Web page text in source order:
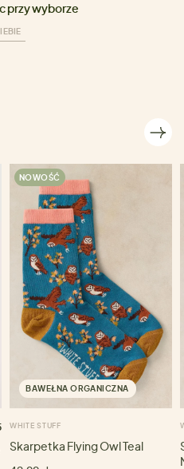
przy wyborze
NOWOŚĆ
BAWEŁNA ORGANICZNA
WHITE STUFF
Skarpetka Flying Owl Teal